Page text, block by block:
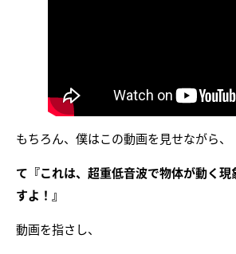
もちろん、僕はこの動画を見せながら、
て『これは、超重低音波で物体が動く現
すよ！』
動画を指さし、